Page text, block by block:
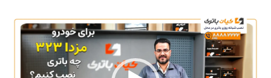
نمایشگر
ویدیو